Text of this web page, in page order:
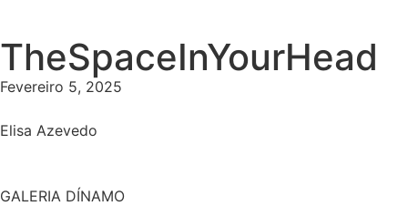
TheSpaceInYourHead
Fevereiro 5, 2025
Elisa Azevedo
GALERIA DÍNAMO